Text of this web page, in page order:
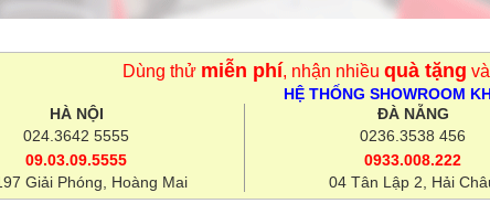
Dùng thử miễn phí, nhận nhiều quà tặng
HỆ THỐNG SHOWROOM
HÀ NỘI
024.3642 5555
09.03.09.5555
Giải Phóng, Hoàng Mai
ĐÀ NẴNG
0236.3538 456
0933.008.222
04 Tân Lập 2, Hải